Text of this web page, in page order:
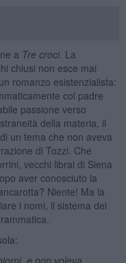
a Tre croci. La
chiusi non esce mai
romanzo esistenzialista:
col padre
passione verso
della materia, il
un tema che non aveva
di Tozzi. Che
vecchi librai di Siena
aver conosciuto la
Niente! Ma la
i nomi, il sistema dei
e non voleva